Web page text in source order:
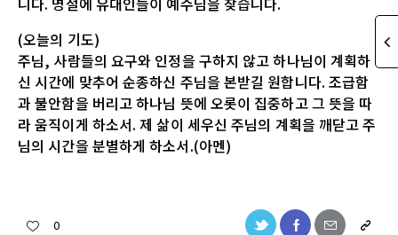
(오늘의 기도)
주님, 사람들의 요구와 인정을 구하지 않고 하나님이 계획하
신 시간에 맞추어 순종하신 주님을 본받길 원합니다. 조급함
과 불안함을 버리고 하나님 뜻에 오롯이 집중하고 그 뜻을 따
라 움직이게 하소서. 제 삶이 세우신 주님의 계획을 깨닫고 주
님의 시간을 분별하게 하소서.(아멘)
0